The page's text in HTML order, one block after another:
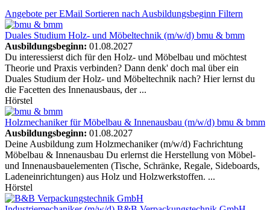
Angebote per EMail Sortieren nach Ausbildungsbeginn Filtern
Duales Studium Holz- und Möbeltechnik (m/w/d) bmu & bmm
Ausbildungsbeginn: 01.08.2027
Du interessierst dich für den Holz- und Möbelbau und möchtest
Theorie und Praxis verbinden? Dann denk' doch mal über ein
Duales Studium der Holz- und Möbeltechnik nach? Hier lernst du
die Facetten des Innenausbaus, der ...
Hörstel
Holzmechaniker für Möbelbau & Innenausbau (m/w/d) bmu & bmm
Ausbildungsbeginn: 01.08.2027
Deine Ausbildung zum Holzmechaniker (m/w/d) Fachrichtung
Möbelbau & Innenausbau Du erlernst die Herstellung von Möbel-
und Innenausbauelementen (Tische, Schränke, Regale, Sideboards,
Ladeneinrichtungen) aus Holz und Holzwerkstoffen. ...
Hörstel